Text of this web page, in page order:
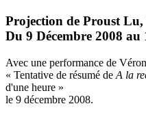
Projection de Proust Lu,
Du 9 Décembre 2008 au
Avec une performance de
« Tentative de résumé de A la
d'une heure »
le 9 décembre 2008.